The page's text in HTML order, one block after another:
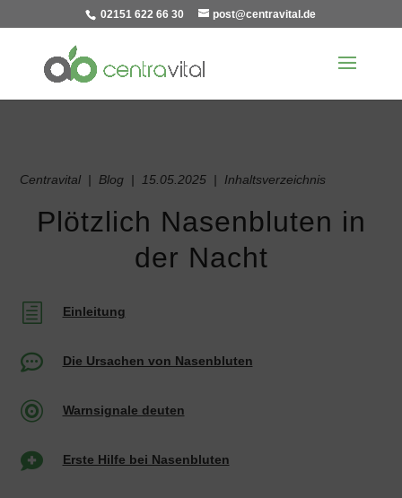
02151 622 66 30 post@centravital.de
Centravital | Blog | 15.05.2025 | Inhaltsverzeichnis
Plötzlich Nasenbluten in
der Nacht
h Einleitung
 Die Ursachen von Nasenbluten
 Warnsignale deuten
 Erste Hilfe bei Nasenbluten